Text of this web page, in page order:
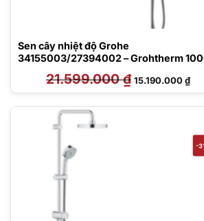
Sen cây nhiệt độ Grohe
34155003/27394002 – Grohtherm
21.599.000₫ Giá
gốc
là:
15.190.000₫Giá
hiện
tại
-